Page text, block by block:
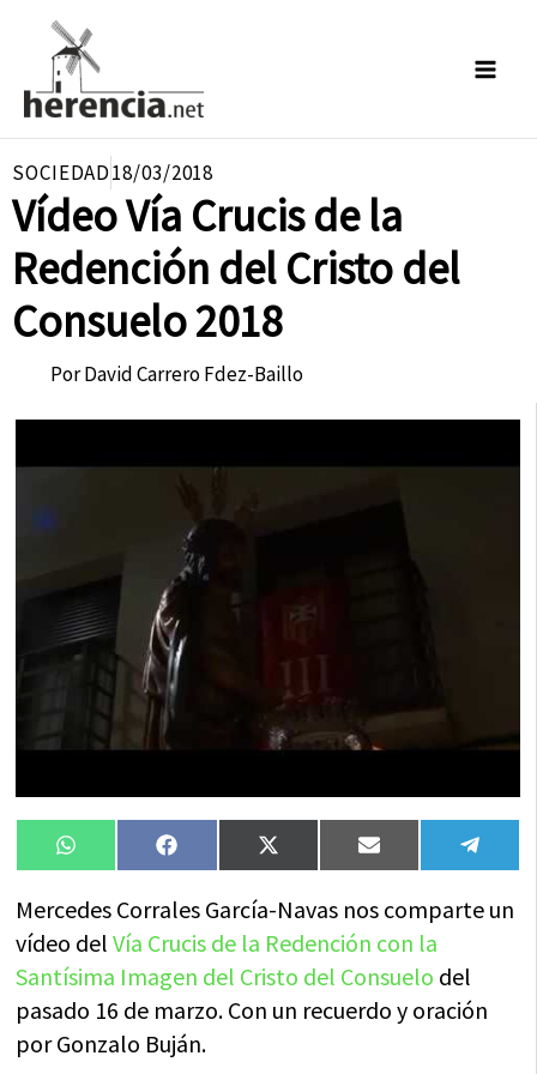
contenido
SOCIEDAD18/03/2018
Vídeo Vía Crucis de la
Redención del Cristo del
Consuelo 2018
PorDavid Carrero Fdez-Baillo
Compartir
en
WhatsAppCompartir
en
FacebookCompartir
en
X
(Twitter)
Compartir
en
Email
en
Mercedes Corrales García-Navas nos comparte un
vídeo delVía Crucis de la Redención con la
Santísima Imagen del Cristo del Consuelo del
pasado 16 de marzo. Con un recuerdo y oración
por Gonzalo Buján.